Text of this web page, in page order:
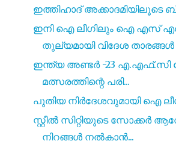
ഇത്തിഹാദ് അക്കാദമിയിലൂടെ
ഇനി ഐ ലീഗിലും ഐ എസ്‌
തുല്യമായി വിദേശ താരങ്ങൾ
ഇന്ത്യ അണ്ടർ -23
മത്സരത്തിന്റെ പരി...
പുതിയ നിർദേശവുമായി ഐ
സ്റ്റീൽ സിറ്റിയുടെ സോക്കർ
നിറങ്ങൾ നൽകാൻ...